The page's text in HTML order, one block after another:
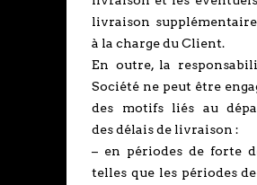
livraison
à la charge du Client.
En outre, la
Société ne peut être
des motifs liés au
des délais de livraison :
– en périodes de forte
telles que les périodes